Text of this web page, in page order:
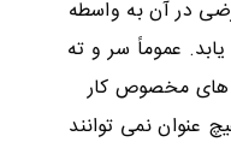
در آن به واسطه
عموماً سر و ته
های مخصوص کار
عنوان نمی توانند